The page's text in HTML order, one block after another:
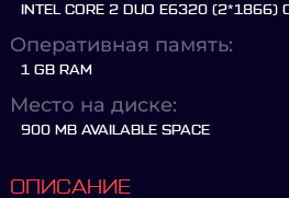
INTEL CORE 2 DUO E6320 (2*1866)
Оперативная память:
1 GB RAM
Место на диске:
900 MB AVAILABLE SPACE
ОПИСАНИЕ